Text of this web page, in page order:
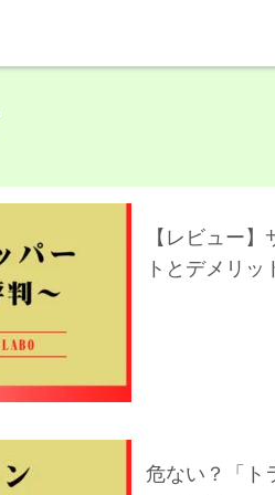
【レビュー
トとデメリ
危ない？「ト